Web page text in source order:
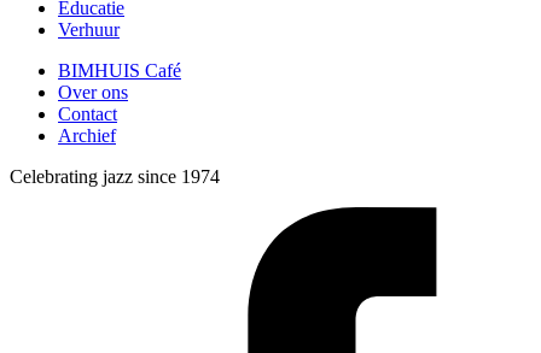
Educatie
Verhuur
BIMHUIS Café
Over ons
Contact
Archief
Celebrating jazz since 1974